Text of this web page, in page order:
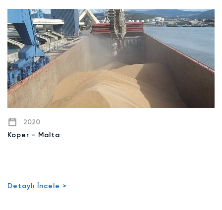
2020
Koper - Malta
Detaylı İncele >